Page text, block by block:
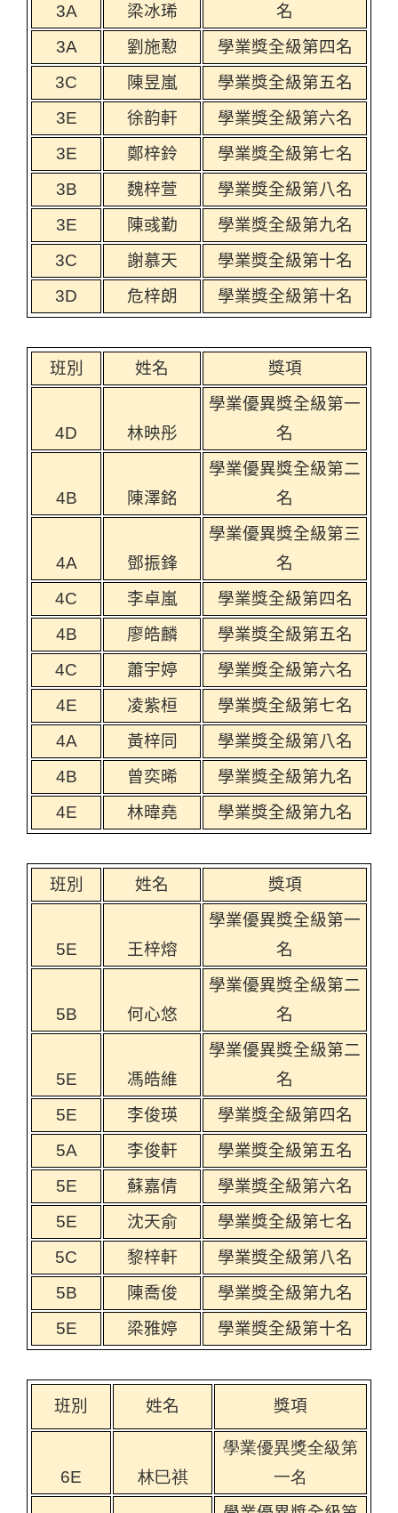
3A 梁冰琋
名
3A
劉施懃
學業獎全級第四名
3C
陳昱嵐
學業獎全級第五名
3E
徐韵軒
學業獎全級第六名
3E
鄭梓鈴
學業獎全級第七名
3B
魏梓萱
學業獎全級第八名
3E
陳彧勤
學業獎全級第九名
3C
謝慕天
學業獎全級第十名
3D
危梓朗 學業獎全級第十名
班別 姓名 獎項
4D 林映彤
學業優異獎全級第一
名
4B 陳澤銘
學業優異獎全級第二
名
4A 鄧振鋒
學業優異獎全級第三
名
4C
李卓嵐
學業獎全級第四名
4B
廖皓麟
學業獎全級第五名
4C
蕭宇婷
學業獎全級第六名
4E
凌紫桓
學業獎全級第七名
4A
黃梓同
學業獎全級第八名
4B
曾奕晞
學業獎全級第九名
4E
林暐堯 學業獎全級第九名
班別 姓名 獎項
5E 王梓熔
學業優異獎全級第一
名
5B 何心悠
學業優異獎全級第二
名
5E 馮皓維
學業優異獎全級第二
名
5E
李俊瑛
學業獎全級第四名
5A
李俊軒
學業獎全級第五名
5E
蘇嘉倩
學業獎全級第六名
5E
沈天俞
學業獎全級第七名
5C
黎梓軒
學業獎全級第八名
5B
陳喬俊
學業獎全級第九名
5E
梁雅婷 學業獎全級第十名
班別 姓名 獎項
6E 林巳祺
學業優異獎全級第
一名